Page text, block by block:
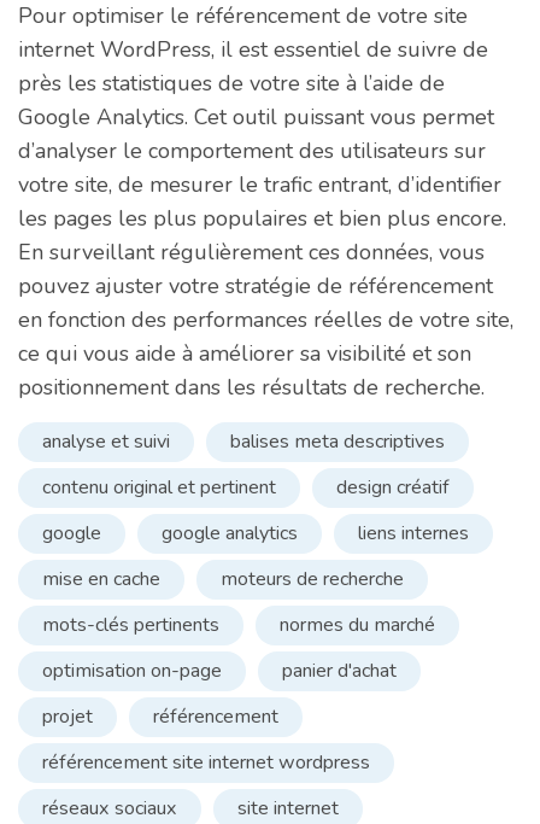
Pour optimiser le référencement de votre site
internet WordPress, il est essentiel de suivre de
près les statistiques de votre site à l’aide de
Google Analytics. Cet outil puissant vous permet
d’analyser le comportement des utilisateurs sur
votre site, de mesurer le trafic entrant, d’identifier
les pages les plus populaires et bien plus encore.
En surveillant régulièrement ces données, vous
pouvez ajuster votre stratégie de référencement
en fonction des performances réelles de votre site,
ce qui vous aide à améliorer sa visibilité et son
positionnement dans les résultats de recherche.
analyse et suivi
balises meta descriptives
contenu original et pertinent
design créatif
google
google analytics
liens internes
mise en cache
moteurs de recherche
mots-clés pertinents
normes du marché
optimisation on-page
panier d'achat
projet
référencement
référencement site internet wordpress
réseaux sociaux
site internet